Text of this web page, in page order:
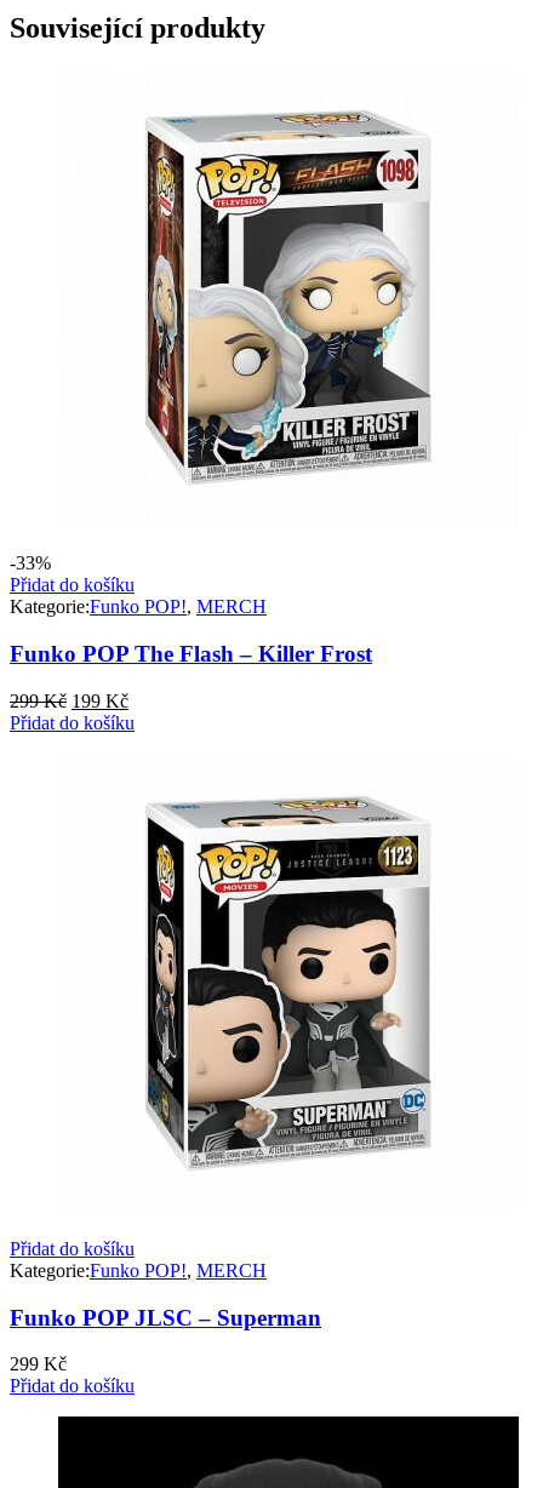
Související produkty
-33%
Přidat do košíku
Kategorie:Funko POP!, MERCH
Funko POP The Flash – Killer Frost
299Kč Původní
cena
199 KčAktuální
cena
Přidat do košíku
Přidat do košíku
Kategorie:Funko POP!, MERCH
Funko POP JLSC – Superman
299 Kč
Přidat do košíku